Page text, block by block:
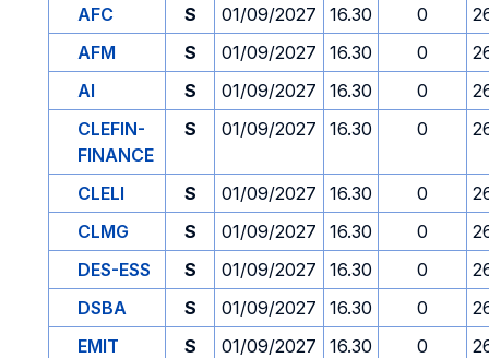
AFC
S 01/09/2027 16.30 0
AFM
S 01/09/2027 16.30 0
AI
S 01/09/2027 16.30 0
CLEFIN-
FINANCE
S 01/09/2027 16.30 0
CLELI S 01/09/2027 16.30 0
CLMG
S 01/09/2027 16.30 0
DES-ESS
S 01/09/2027 16.30 0
DSBA
S 01/09/2027 16.30 0
EMIT
S 01/09/2027 16.30 0